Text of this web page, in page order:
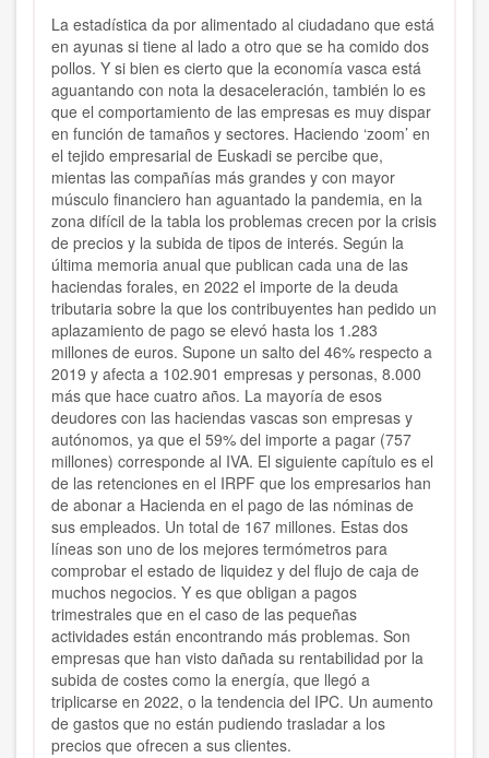
La estadística da por alimentado al ciudadano que está
en ayunas si tiene al lado a otro que se ha comido dos
pollos. Y si bien es cierto que la economía vasca está
aguantando con nota la desaceleración, también lo es
que el comportamiento de las empresas es muy dispar
en función de tamaños y sectores. Haciendo ‘zoom’ en
el tejido empresarial de Euskadi se percibe que,
mientas las compañías más grandes y con mayor
músculo financiero han aguantado la pandemia, en la
zona difícil de la tabla los problemas crecen por la crisis
de precios y la subida de tipos de interés. Según la
última memoria anual que publican cada una de las
haciendas forales, en 2022 el importe de la deuda
tributaria sobre la que los contribuyentes han pedido un
aplazamiento de pago se elevó hasta los 1.283
millones de euros. Supone un salto del 46% respecto a
2019 y afecta a 102.901 empresas y personas, 8.000
más que hace cuatro años. La mayoría de esos
deudores con las haciendas vascas son empresas y
autónomos, ya que el 59% del importe a pagar (757
millones) corresponde al IVA. El siguiente capítulo es el
de las retenciones en el IRPF que los empresarios han
de abonar a Hacienda en el pago de las nóminas de
sus empleados. Un total de 167 millones. Estas dos
líneas son uno de los mejores termómetros para
comprobar el estado de liquidez y del flujo de caja de
muchos negocios. Y es que obligan a pagos
trimestrales que en el caso de las pequeñas
actividades están encontrando más problemas. Son
empresas que han visto dañada su rentabilidad por la
subida de costes como la energía, que llegó a
triplicarse en 2022, o la tendencia del IPC. Un aumento
de gastos que no están pudiendo trasladar a los
precios que ofrecen a sus clientes.